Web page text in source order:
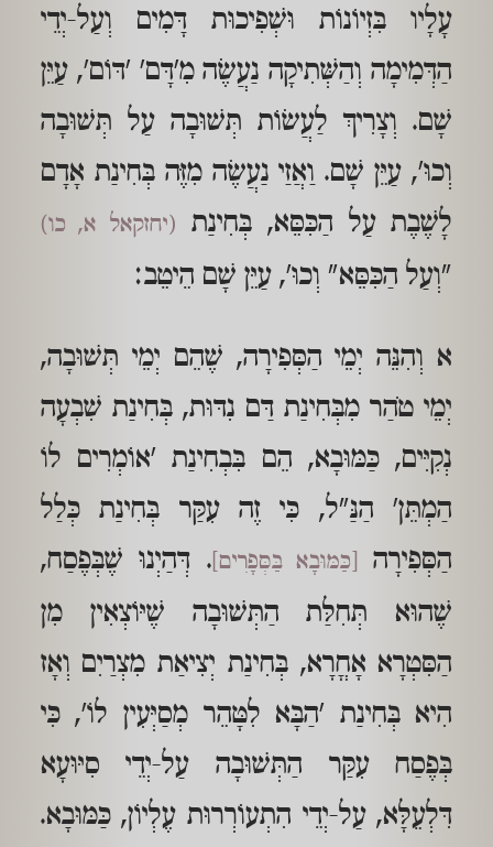
עָלָיו בִּזְיוֹנוֹת וּשְׁפִיכוּת דָּמִים וְעַל-יְדֵי
הַדְּמִימָה וְהַשְּׁתִיקָה נַעֲשֶׂה מִ'דָּם' 'דּוֹם', עַיֵּן
שָׁם. וְצָרִיךְ לַעֲשׂוֹת תְּשׁוּבָה עַל תְּשׁוּבָה
וְכוּ', עַיֵּן שָׁם. וַאֲזַי נַעֲשֶׂה מִזֶּה בְּחִינַת אָדָם
לָשֶׁבֶת עַל הַכִּסֵּא, בְּחִינַת (יחזקאל א, כו)
"וְעַל הַכִּסֵּא" וְכוּ', עַיֵּן שָׁם הֵיטֵב:
א וְהִנֵּה יְמֵי הַסְּפִירָה, שֶׁהֵם יְמֵי תְּשׁוּבָה,
יְמֵי טֹהַר מִבְּחִינַת דַּם נִדּוּת, בְּחִינַת שִׁבְעָה
נְקִיִּים, כַּמּוּבָא, הֵם בִּבְחִינַת 'אוֹמְרִים לוֹ
הַמְתֵּן' הַנַּ"ל, כִּי זֶה עִקַּר בְּחִינַת כְּלַל
הַסְּפִירָה
[כַּמּוּבָא בַּסְּפָרִים] . דְּהַיְנוּ שֶׁבְּפֶסַח,
שֶׁהוּא תְּחִלַּת הַתְּשׁוּבָה שֶׁיּוֹצְאִין מִן
הַסִּטְרָא אָחֳרָא, בְּחִינַת יְצִיאַת מִצְרַיִם וְאָז
הִיא בְּחִינַת 'הַבָּא לִטָּהֵר מְסַיְּעִין לוֹ', כִּי
בְּפֶסַח עִקַּר הַתְּשׁוּבָה עַל-יְדֵי סִיּוּעָא
דִּלְעֵלָּא, עַל-יְדֵי הִתְעוֹרְרוּת עֶלְיוֹן, כַּמּוּבָא.